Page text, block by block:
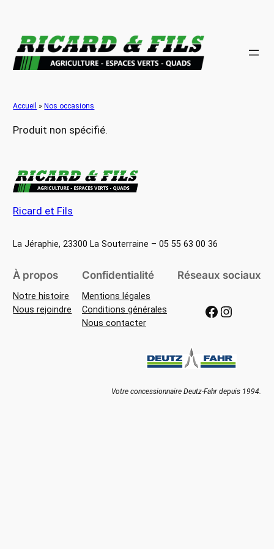
contenu
Accueil » Nos occasions
Produit non spécifié.
Ricard et Fils
La Jéraphie, 23300 La Souterraine – 05 55 63 00 36
À propos
Notre histoire
Nous rejoindre
Confidentialité
Mentions légales
Conditions générales
Nous contacter
Réseaux sociaux
Facebook Instagram
Votre concessionnaire Deutz-Fahr depuis 1994.